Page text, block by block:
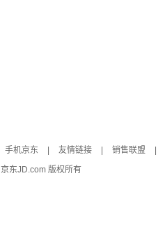
手机京东 友情链接 销售联盟
京东JD.com 版权所有